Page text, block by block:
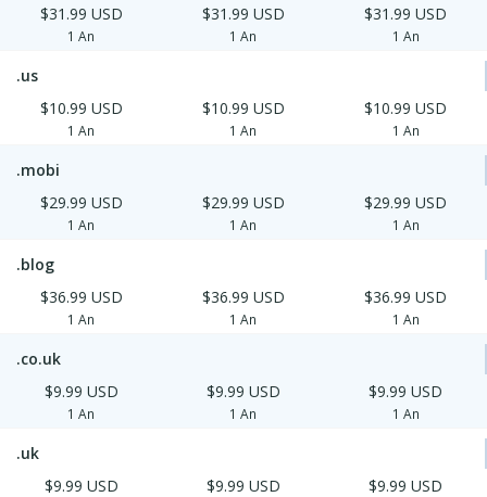
$31.99 USD
1 An
$31.99 USD
1 An
$31.99 USD
1 An
.us
$10.99 USD
1 An
$10.99 USD
1 An
$10.99 USD
1 An
.mobi
$29.99 USD
1 An
$29.99 USD
1 An
$29.99 USD
1 An
.blog
$36.99 USD
1 An
$36.99 USD
1 An
$36.99 USD
1 An
.co.uk
$9.99 USD
1 An
$9.99 USD
1 An
$9.99 USD
1 An
.uk
$9.99 USD
$9.99 USD $9.99 USD